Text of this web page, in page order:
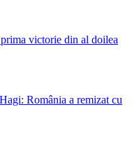
victorie din al doilea
România a remizat cu